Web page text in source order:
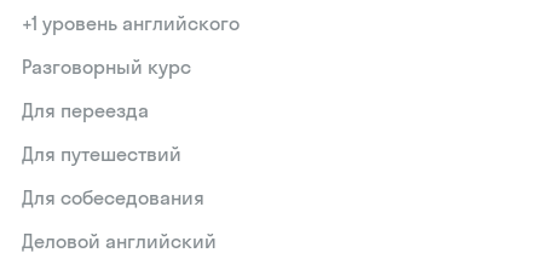
+1 уровень английского
Разговорный курс
Для переезда
Для путешествий
Для собеседования
Деловой английский